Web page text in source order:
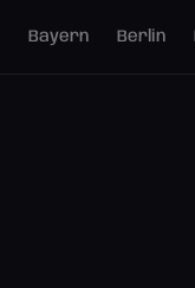
Bayern Berlin